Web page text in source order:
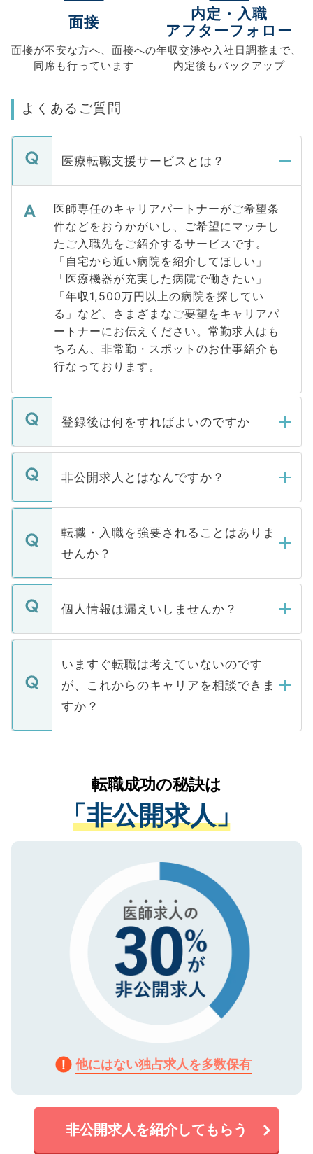
面接
面接が不安な方へ、 面接への
同席も行っています
内定・入職
アフターフォロー
年収交渉や入社日調整まで、
内定後もバックアップ
よくあるご質問
医療転職支援サービスとは？
医師専任のキャリアパートナーがご希望条
件などをおうかがいし、ご希望にマッチし
たご入職先をご紹介するサービスです。
「自宅から近い病院を紹介してほしい」
「医療機器が充実した病院で働きたい」
「年収1,500万円以上の病院を探してい
る」など、さまざまなご要望をキャリアパ
ートナーにお伝えください。常勤求人はも
ちろん、非常勤・スポットのお仕事紹介も
行なっております。
登録後は何をすればよいのですか
ご登録いただきましたら、弊社担当者がご
登録内容を確認し、その後メールもしくは
ます。通常、5営業日以内にはご連絡をせて
いただきますので、しばらくお待ちくださ
非公開求人とはなんですか？
マイナビDOCTORで取り扱っている求人の
うち約3割は、Webサイトからご覧いただ
けない「非公開求人」です。非公開求人は
下記の理由によって、一般には公開してい
ません。
■応募殺到を避けるため 人気のある医療機
関を公にしてしまうと、応募が殺到する場
に、医療機関が求める条件に合った人材の
みを人材紹介会社に依頼するケースが増え
ています。
転職・入職を強要されることはありま
せんか？
転職・入職を強要することは一切ありませ
ん。また、仮に応募先から内定をいただい
定を承諾する必要はありません。内定先へ
の辞退の連絡はキャリアパートナーが行い
個人情報は漏えいしませんか？
個人情報が漏えいすることはありませんの
で、ご安心ください。当サイトからの登録
などで収集したご登録者様の個人情報は、
ご本人のキャリアアップおよび転職活動の
支援を目的に使用いたします。お預かりし
ているすべての個人データはご本人の許可
は、個人情報の取り扱いについての厳密な
管理基準を満たした事業者のみに付与され
る、プライバシーマークを取得済みです。
で、機密保持に関してもご安心ください。
いますぐ転職は考えていないのです
が、これからのキャリアを相談できま
すか？
かがいして、現在の医療機関の状況や紹介
経験をまじえながら、適切なアドバイスを
させていただきます。すぐにご転職をされ
ない方には、長期的なサポートが可能です
ので、まずはご登録ください。
転職成功の秘訣は
「非公開求人」
他にはない独占求人を多数保有
非公開求人を紹介してもらう